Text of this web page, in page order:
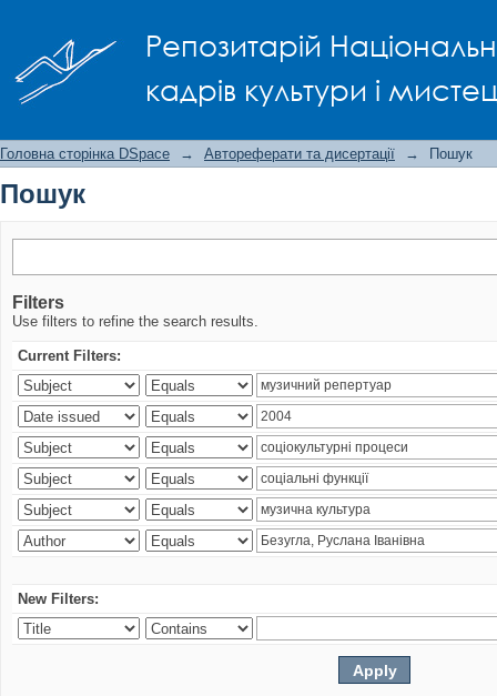
Репозитарій
кадрів культури і
Головна сторінка DSpace → Автореферати та дисертації → Пошук
Пошук
Filters
Use filters to refine the search results.
Current Filters:
New Filters: